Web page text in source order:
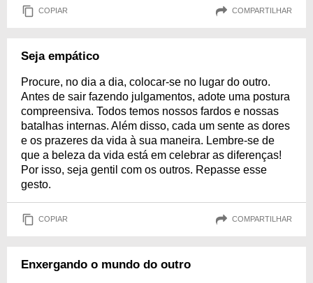
COPIAR COMPARTILHAR
Seja empático
Procure, no dia a dia, colocar-se no lugar do outro.
Antes de sair fazendo julgamentos, adote uma postura
compreensiva. Todos temos nossos fardos e nossas
batalhas internas. Além disso, cada um sente as dores
e os prazeres da vida à sua maneira. Lembre-se de
que a beleza da vida está em celebrar as diferenças!
Por isso, seja gentil com os outros. Repasse esse
gesto.
COPIAR COMPARTILHAR
Enxergando o mundo do outro